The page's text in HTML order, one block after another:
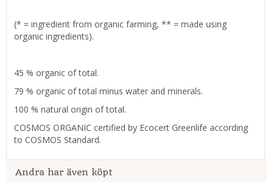
(* = ingredient from organic farming, ** = made using
organic ingredients).
45 % organic of total.
79 % organic of total minus water and minerals.
100 % natural origin of total.
COSMOS ORGANIC certified by Ecocert Greenlife according
to COSMOS Standard.
Andra har även köpt